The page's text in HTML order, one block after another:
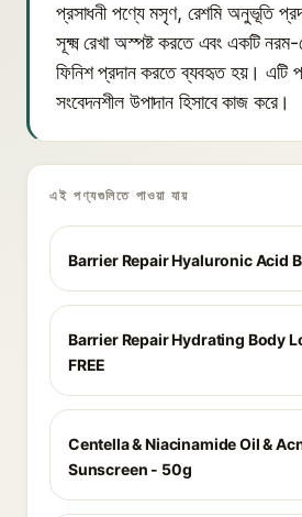
প্রসাধনী পণ্যে মসৃণ, রেশমি অনুভূতি
সূক্ষ্ম রেখা অস্পষ্ট করতে এবং একটি
ফিনিশ প্রদান করতে ব্যবহৃত হয়। এটি
সংবেদনশীল উপাদান হিসাবে কাজ করে।
এই পণ্যগুলিতে পাওয়া যায়
Barrier Repair Hyaluronic Acid
Barrier Repair Hydrating Body
FREE
Centella & Niacinamide Oil &
Sunscreen - 50g